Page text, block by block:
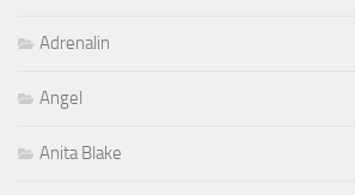
Adrenalin
Angel
Anita Blake